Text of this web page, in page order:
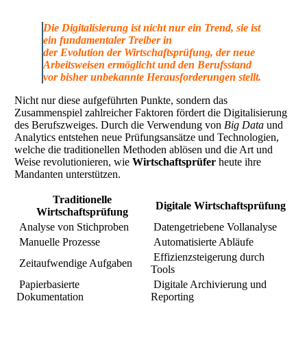
Die Digitalisierung ist nicht nur ein Trend, sie ist
ein fundamentaler Treiber in
der Evolution der Wirtschaftsprüfung, der neue
Arbeitsweisen ermöglicht und den Berufsstand
vor bisher unbekannte Herausforderungen stellt.
Nicht nur diese aufgeführten Punkte, sondern das
Zusammenspiel zahlreicher Faktoren fördert die Digitalisierung
des Berufszweiges. Durch die Verwendung von Big Data und
Analytics entstehen neue Prüfungsansätze und Technologien,
welche die traditionellen Methoden ablösen und die Art und
Weise revolutionieren, wie Wirtschaftsprüfer heute ihre
Mandanten unterstützen.
Traditionelle
Wirtschaftsprüfung
Digitale Wirtschaftsprüfung
Analyse von Stichproben
Datengetriebene Vollanalyse
Manuelle Prozesse
Automatisierte Abläufe
Zeitaufwendige Aufgaben
Effizienzsteigerung durch
Tools
Papierbasierte
Dokumentation
Digitale Archivierung und
Reporting